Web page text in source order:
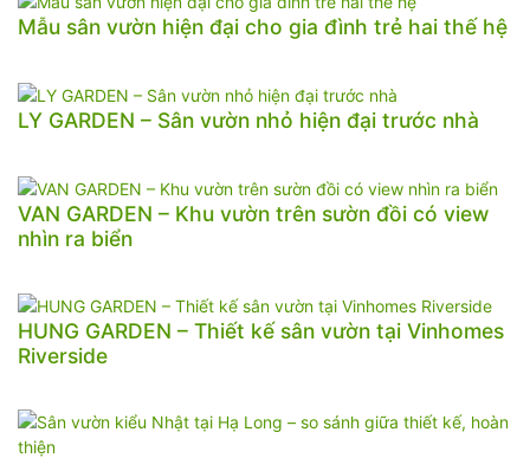
Mẫu sân vườn hiện đại cho gia đình trẻ hai thế hệ
LY GARDEN – Sân vườn nhỏ hiện đại trước nhà
VAN GARDEN – Khu vườn trên sườn đồi có view
nhìn ra biển
HUNG GARDEN – Thiết kế sân vườn tại Vinhomes
Riverside